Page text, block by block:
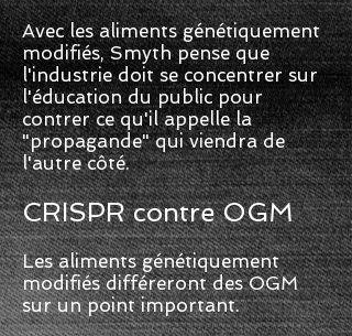
Avec les aliments génétiquement
modifiés, Smyth pense que
l'industrie doit se concentrer sur
l'éducation du public pour
contrer ce qu'il appelle la
"propagande" qui viendra de
l'autre côté.
CRISPR contre OGM
Les aliments génétiquement
modifiés différeront des OGM
sur un point important.